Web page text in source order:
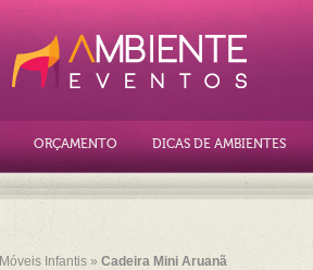
ORÇAMENTO DICAS DE AMBIENTES
Móveis Infantis » Cadeira Mini Aruanã